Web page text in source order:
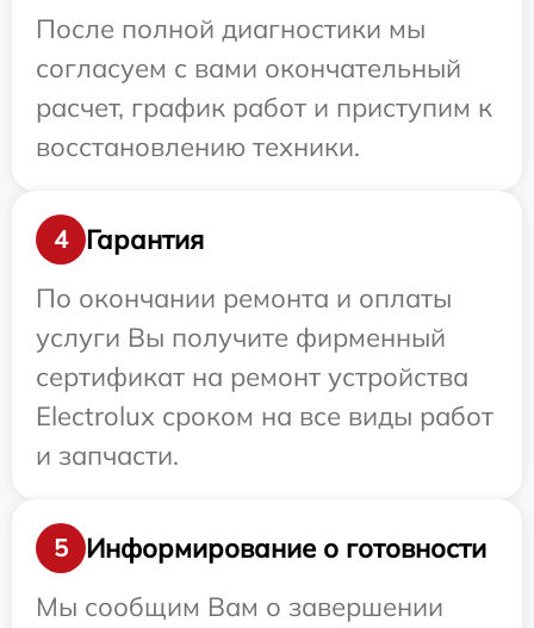
После полной диагностики мы
согласуем с вами окончательный
расчет, график работ и приступим к
восстановлению техники.
4
Гарантия
По окончании ремонта и оплаты
услуги Вы получите фирменный
сертификат на ремонт устройства
Electrolux сроком на все виды работ
и запчасти.
5
Информирование о готовности
Мы сообщим Вам о завершении